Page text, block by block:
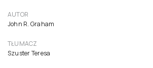
AUTOR
John R. Graham
TŁUMACZ
Szuster Teresa